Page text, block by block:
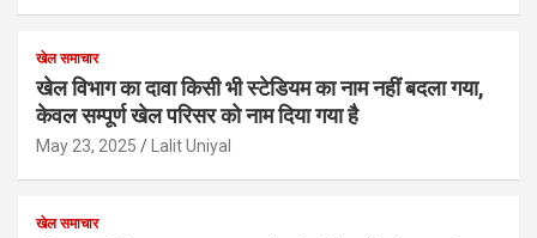
खेल समाचार
खेल विभाग का दावा किसी भी स्टेडियम का नाम नहीं बदला गया,
केवल सम्पूर्ण खेल परिसर को नाम दिया गया है
May 23, 2025 Lalit Uniyal
खेल समाचार